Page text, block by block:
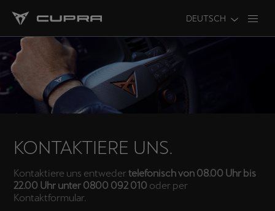
DEUTSCH
KONTAKTIERE UNS.
Kontaktiere uns entwedertelefonisch von 08.00 Uhr bis
22.00 Uhr unter 0800 092 010 oder per
Kontaktformular.